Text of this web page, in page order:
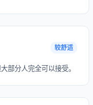
较舒适
部分人完全可以接受。